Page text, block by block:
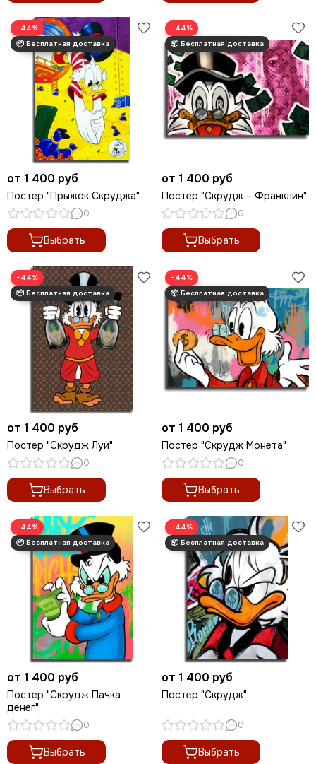
−44%
от 1 400 руб
Постер "Прыжок Скруджа"
0
Выбрать
−44%
от 1 400 руб
Постер "Скрудж – Франклин"
0
Выбрать
−44%
от 1 400 руб
Постер "Скрудж Луи"
0
Выбрать
−44%
от 1 400 руб
Постер "Скрудж Монета"
0
Выбрать
−44%
от 1 400 руб
Постер "Скрудж Пачка
денег"
0
Выбрать
−44%
от 1 400 руб
Постер "Скрудж"
0
Выбрать